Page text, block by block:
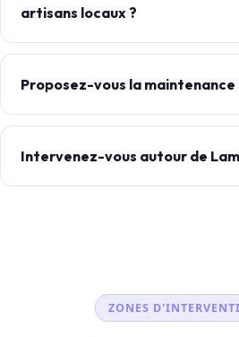
artisans locaux ?
Proposez-vous la maintenance
Intervenez-vous autour de
ZONES